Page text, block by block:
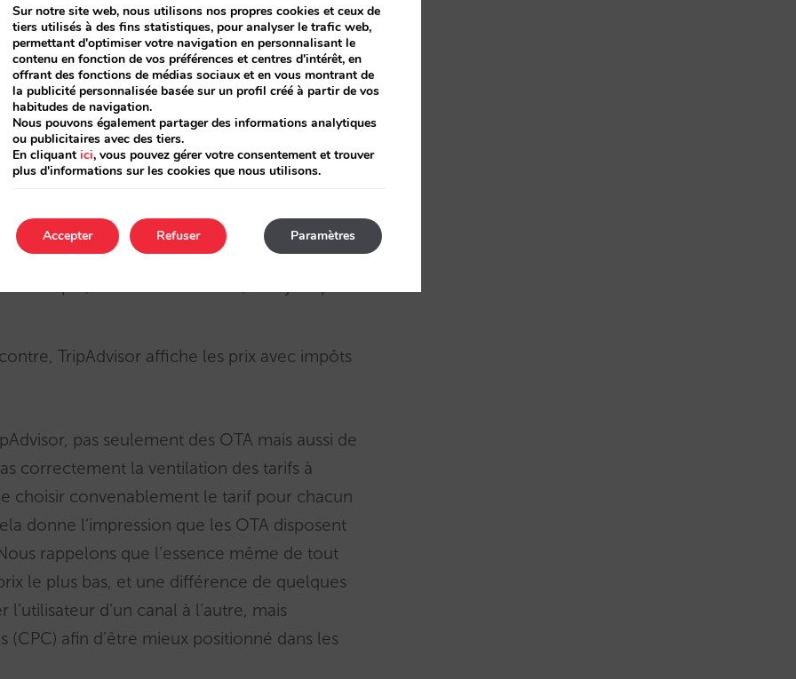
est possible de leur envoyer les détails
de séjour (ainsi que les impôts comme la
d’afficher dans ses résultats les tarifs en
pays, par exemple :
affiche les tarifs sans impôts ni taxes.
.it (Italie) et .co.uk (UK), TripAdvisor
exemple) mais sans les taxes (de séjour par
TripAdvisor affiche les prix avec impôts
pas seulement des OTA mais aussi de
correctement la ventilation des tarifs à
choisir convenablement le tarif pour chacun
donne l’impression que les OTA disposent
rappelons que l’essence même de tout
le plus bas, et une différence de quelques
d’un canal à l’autre, mais
afin d’être mieux positionné dans les
Sur notre site web, nous utilisons nos propres cookies et ceux de
tiers utilisés à des fins statistiques, pour analyser le trafic web,
permettant d'optimiser votre navigation en personnalisant le
contenu en fonction de vos préférences et centres d'intérêt, en
offrant des fonctions de médias sociaux et en vous montrant de
la publicité personnalisée basée sur un profil créé à partir de vos
habitudes de navigation.
Nous pouvons également partager des informations analytiques
ou publicitaires avec des tiers.
En cliquant ici, vous pouvez gérer votre consentement et trouver
plus d'informations sur les cookies que nous utilisons.
Accepter Paramètres
Refuser